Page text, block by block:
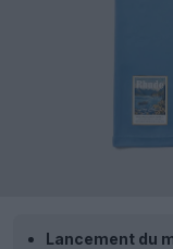
Lancement du